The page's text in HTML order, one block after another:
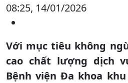
08:25, 14/01/2026
Với mục tiêu không
cao chất lượng dịch
Bệnh viện Đa khoa